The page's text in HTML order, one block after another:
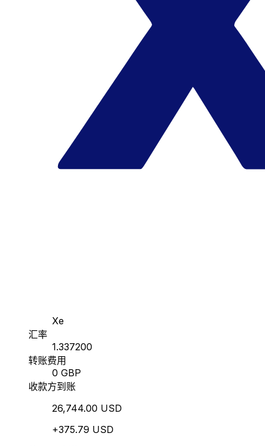
Xe
汇率
1.337200
转账费用
0 GBP
收款方到账
26,744.00 USD
+375.79 USD